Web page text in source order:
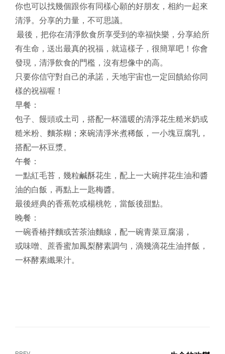
你也可以找幾個跟你有同樣心願的好朋友，相約一起來
清淨。分享的力量，不可思議。
最後，把你在清淨飲食所享受到的幸福快樂，分享給所
有生命，送出最真的祝福，就這樣子，很簡單吧！你會
發現，清淨飲食的門檻，沒有想像中的高。
只要你信守對自己的承諾，天地宇宙也一定回饋給你同
樣的祝福喔！
早餐：
包子、饅頭或土司，搭配一杯溫暖的清淨花生糙米奶或
糙米粉、麵茶糊；來碗清淨米煮稀飯，一小塊豆腐乳，
搭配一杯豆漿。
午餐：
一點紅毛苔，幾粒鹹酥花生，配上一大碗拌花生油和醬
油的白飯，再點上一匙梅醬。
最後經典的香蕉乾或楊桃乾，當飯後甜點。
晚餐：
一碗香椿拌麵或苦茶油麵線，配一碗青菜豆腐湯，
或味噌、蔗香蜜加鳳梨酵素調勻，滴幾滴花生油拌飯，
一杯酵素纖果汁。